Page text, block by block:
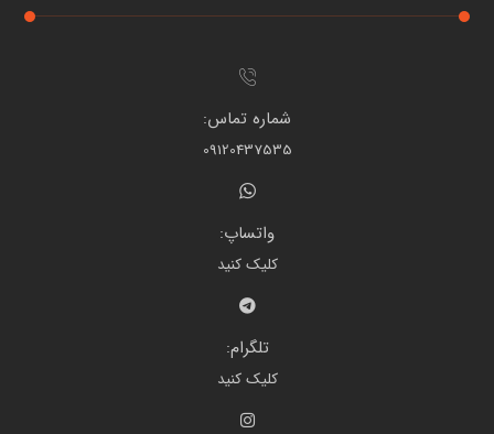
شماره تماس:
09120437535
واتساپ:
کلیک کنید
تلگرام:
کلیک کنید